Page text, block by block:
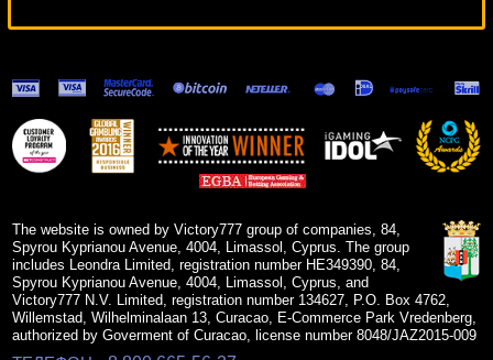
Emoji Planet Video Slot
12214 ₽
beautif***
Gladiator
The website is owned by Victory777 group of companies, 84,
Spyrou Kyprianou Avenue, 4004, Limassol, Cyprus. The group
includes Leondra Limited, registration number HE349390, 84,
Spyrou Kyprianou Avenue, 4004, Limassol, Cyprus, and
Victory777 N.V. Limited, registration number 134627, P.O. Box 4762,
Willemstad, Wilhelminalaan 13, Curacao, E-Commerce Park Vredenberg,
authorized by Goverment of Curacao, license number 8048/JAZ2015-009